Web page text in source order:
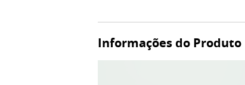
Informações do Produto